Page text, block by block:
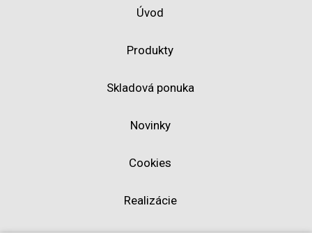
Úvod
Produkty
Skladová ponuka
Novinky
Cookies
Realizácie